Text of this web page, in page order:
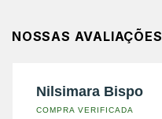
NOSSAS AVALIAÇÕES
Nilsimara Bispo
COMPRA VERIFICADA